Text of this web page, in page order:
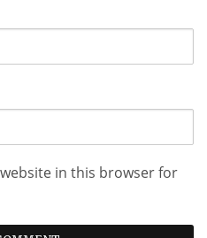
in this browser for